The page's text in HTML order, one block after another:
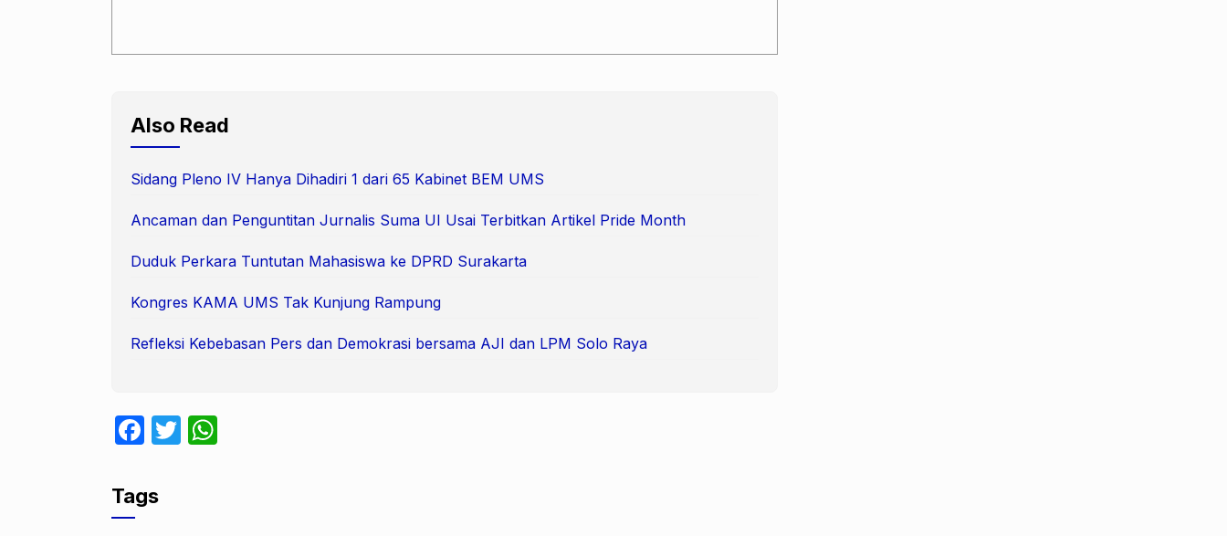
Also Read
Sidang Pleno IV Hanya Dihadiri 1 dari 65 Kabinet BEM UMS
Ancaman dan Penguntitan Jurnalis Suma UI Usai Terbitkan Artikel Pride Month
Duduk Perkara Tuntutan Mahasiswa ke DPRD Surakarta
Kongres KAMA UMS Tak Kunjung Rampung
Refleksi Kebebasan Pers dan Demokrasi bersama AJI dan LPM Solo Raya
F
c
e
T
Tags